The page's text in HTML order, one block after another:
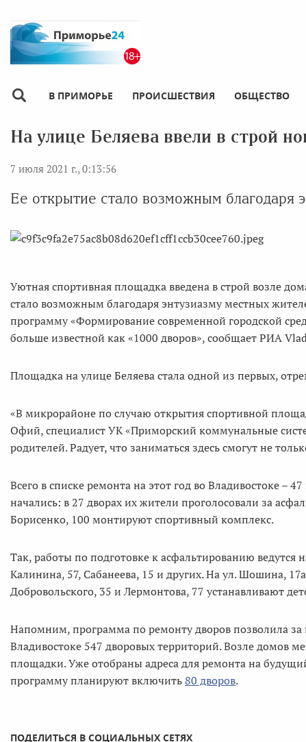
В ПРИМОРЬЕ ПРОИСШЕСТВИЯ ОБЩЕСТВО
На улице Беляева ввели в строй
7 июля 2021 г., 0:13:56
Ее открытие стало возможным благодаря
Уютная спортивная площадка введена в строй возле
стало возможным благодаря энтузиазму местных
программу «Формирование современной городской
больше известной как «1000 дворов», сообщает РИА
Площадка на улице Беляева стала одной из первых,
«В микрорайоне по случаю открытия спортивной
Офий, специалист УК «Приморский коммунальные
родителей. Радует, что заниматься здесь смогут не
Всего в списке ремонта на этот год во Владивостоке
начались: в 27 дворах их жители проголосовали за
Борисенко, 100 монтируют спортивный комплекс.
Так, работы по подготовке к асфальтированию ведутся
Калинина, 57, Сабанеева, 15 и других. На ул. Шошина,
Добровольского, 35 и Лермонтова, 77 устанавливают
Напомним, программа по ремонту дворов позволила за
Владивостоке 547 дворовых территорий. Возле домов
площадки. Уже отобраны адреса для ремонта на
программу планируют включить80 дворов.
ПОДЕЛИТЬСЯ В СОЦИАЛЬНЫХ СЕТЯХ